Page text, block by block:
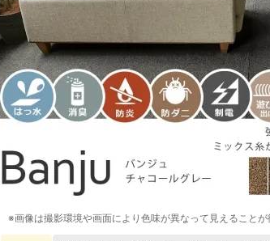
※画像は撮影環境や画面により色味が異なって見えること